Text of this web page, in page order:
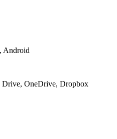
Android
Drive, OneDrive, Dropbox